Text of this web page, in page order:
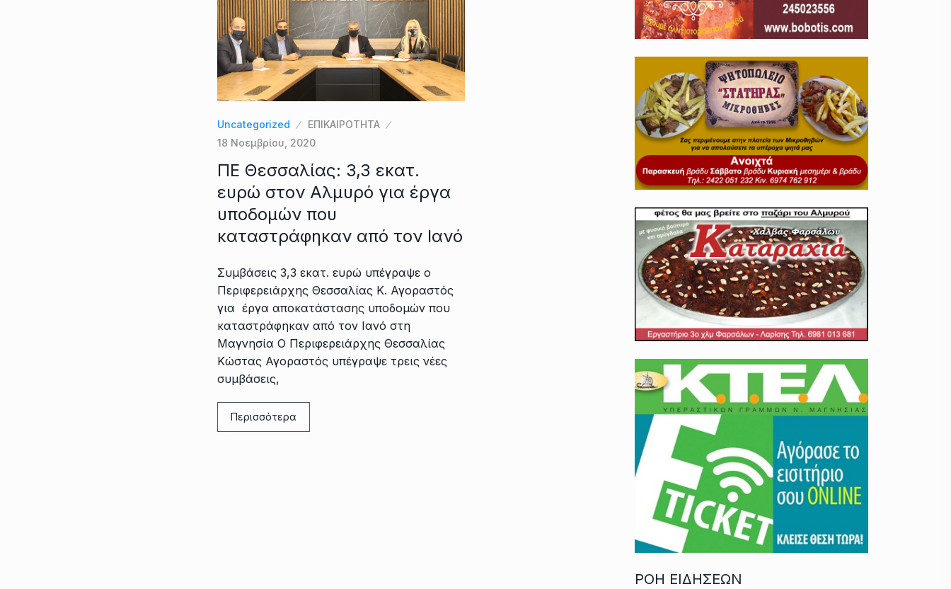
Uncategorized
ΕΠΙΚΑΙΡΟΤΗΤΑ
18 Νοεμβρίου, 2020
ΠΕ Θεσσαλίας: 3,3 εκατ.
ευρώ στον Αλμυρό για έργα
υποδομών που
καταστράφηκαν από τον Ιανό
Συμβάσεις 3,3 εκατ. ευρώ υπέγραψε ο
Περιφερειάρχης Θεσσαλίας Κ. Αγοραστός
για έργα αποκατάστασης υποδομών που
καταστράφηκαν από τον Ιανό στη
Μαγνησία Ο Περιφερειάρχης Θεσσαλίας
Κώστας Αγοραστός υπέγραψε τρεις νέες
συμβάσεις,
Περισσότερα
ΡΟΗ ΕΙΔΗΣΕΩΝ